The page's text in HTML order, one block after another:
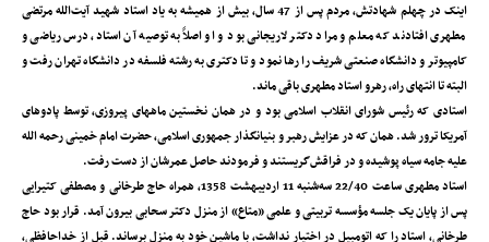
اینک در چهلم شهادتش، مردم پس از 47 سال، بیش از همیشه به یاد استاد شهید آیت‌الله مرتضی
مطهری افتادند که معلم و مراد دکتر لاریجانی بود و او اصلاً به توصیه آن استاد، درس ریاضی و
کامپیوتر و دانشگاه صنعتی شریف را رها نمود و تا دکتری به رشته فلسفه در دانشگاه تهران رفت و
البته تا انتهای راه، رهرو استاد مطهری باقی ماند.
استادی که رئیس شورای انقلاب اسلامی بود و در همان نخستین ماههای پیروزی، توسط پادوهای
آمریکا ترور شد. همان که در عزایش رهبر و بنیانگذار جمهوری اسلامی، حضرت امام خمینی رحمه الله
علیه جامه سیاه پوشیده و در فراقش‌گریستند و فرمودند حاصل عمرشان از دست رفت.
استاد مطهری ساعت 22/40 سه‌شنبه 11 اردیبهشت 1358، همراه حاج طرخانی و مصطفی کتیرایی
پس از پایان یک جلسه مؤسسه‌ تربیتی و علمی «متاع» از منزل دکتر سحابی بیرون آمد. قرار بود حاج
طرخانی، استاد را که اتومبیل در اختیار نداشت، با ماشین خود به منزل برساند. قبل از خداحافظی،